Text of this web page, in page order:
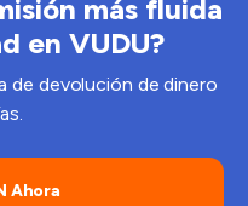
más fluida
en VUDU?
de devolución de dinero
Ahora